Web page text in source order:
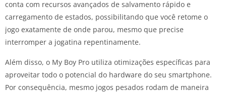
conta com recursos avançados de salvamento rápido e
carregamento de estados, possibilitando que você retome o
jogo exatamente de onde parou, mesmo que precise
interromper a jogatina repentinamente.
Além disso, o My Boy Pro utiliza otimizações específicas para
aproveitar todo o potencial do hardware do seu smartphone.
Por consequência, mesmo jogos pesados rodam de maneira